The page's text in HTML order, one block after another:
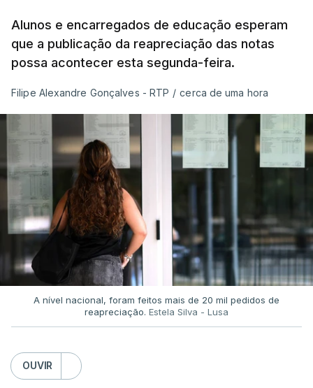
Alunos e encarregados de educação esperam
que a publicação da reapreciação das notas
possa acontecer esta segunda-feira.
Filipe Alexandre Gonçalves - RTP / cerca de uma hora
A nível nacional, foram feitos mais de 20 mil pedidos de
reapreciação. Estela Silva - Lusa
OUVIR